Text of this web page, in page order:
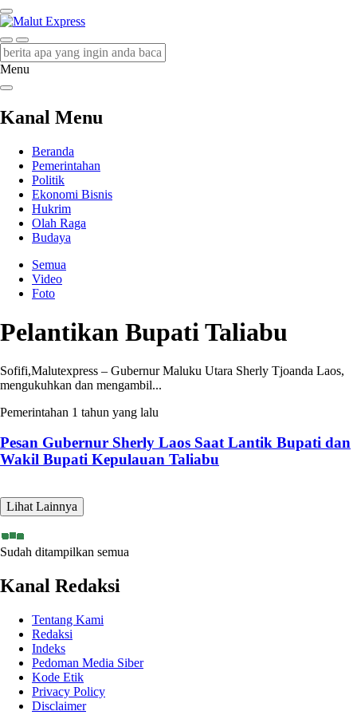
Malut Express
Berita Lebih Cepat
Menu
Kanal Menu
Beranda
Pemerintahan
Politik
Ekonomi Bisnis
Hukrim
Olah Raga
Budaya
Semua
Video
Foto
Pelantikan Bupati Taliabu
Sofifi,Malutexpress – Gubernur Maluku Utara Sherly Tjoanda Laos,
mengukuhkan dan mengambil...
Pemerintahan 1 tahun yang lalu
Pesan Gubernur Sherly Laos Saat Lantik Bupati dan
Wakil Bupati Kepulauan Taliabu
Lihat Lainnya
Sudah ditampilkan semua
Kanal Redaksi
Tentang Kami
Redaksi
Indeks
Pedoman Media Siber
Kode Etik
Privacy Policy
Disclaimer